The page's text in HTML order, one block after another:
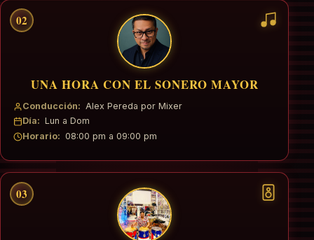
02
UNA HORA CON EL SONERO MAYOR
Conducción: Alex Pereda por Mixer
Día: Lun a Dom
Horario: 08:00 pm a 09:00 pm
03